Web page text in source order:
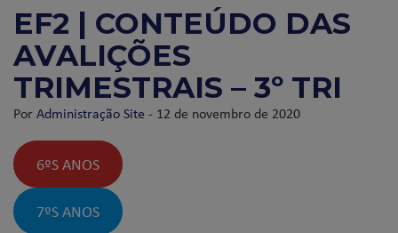
EF2 | CONTEÚDO DAS
AVALIÇÕES
TRIMESTRAIS – 3º TRI
PorAdministração Site - 12 de novembro de 2020
6ºS ANOS
7ºS ANOS